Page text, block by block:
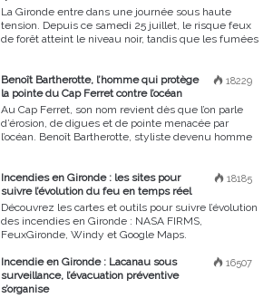
La Gironde entre dans une journée sous haute
tension. Depuis ce samedi 25 juillet, le risque feux
de forêt atteint le niveau noir, tandis que les fumées
18229
Benoît Bartherotte, l’homme qui protège
la pointe du Cap Ferret contre l’océan
Au Cap Ferret, son nom revient dès que l’on parle
d’érosion, de digues et de pointe menacée par
l’océan. Benoît Bartherotte, styliste devenu homme
18185
Incendies en Gironde : les sites pour
suivre l’évolution du feu en temps réel
Découvrez les cartes et outils pour suivre l’évolution
des incendies en Gironde : NASA FIRMS,
FeuxGironde, Windy et Google Maps.
16507
Incendie en Gironde : Lacanau sous
surveillance, l’évacuation préventive
s’organise